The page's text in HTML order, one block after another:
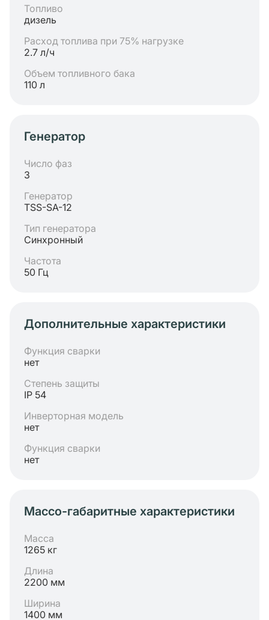
Топливо
дизель
Расход топлива при 75% нагрузке
2.7 л/ч
Объем топливного бака
110 л
Генератор
Число фаз
3
Генератор
TSS-SA-12
Тип генератора
Синхронный
Частота
50 Гц
Дополнительные характеристики
Функция сварки
нет
Степень защиты
IP 54
Инверторная модель
нет
Функция сварки
нет
Массо-габаритные характеристики
Масса
1265 кг
Длина
2200 мм
Ширина
1400 мм